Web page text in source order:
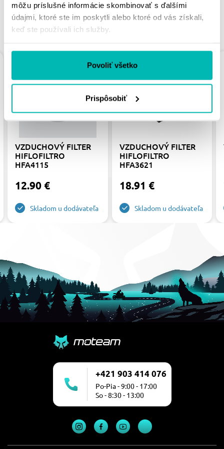
môžu príslušné informácie skombinovať s ďalšími
údajmi, ktoré ste im poskytli alebo ktoré od vás získali,
keď ste používali ich služby.
Povoliť všetko
Prispôsobiť
PODOBNÉ PRODUKTY
VZDUCHOVÝ FILTER
HIFLOFILTRO
HFA4115
12.90 €
Skladom u dodávateľa
VZDUCHOVÝ FILTER
HIFLOFILTRO
HFA3621
18.91 €
Skladom u dodávateľa
+421 903 414 076
Po-Pia - 9:00 - 17:00
So - 8:30 - 13:00